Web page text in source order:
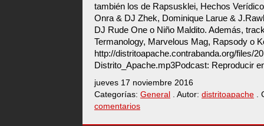
también los de Rapsusklei, Hechos
Onra & DJ Zhek, Dominique Larue &
DJ Rude One o Niño Maldito. Además,
Termanology, Marvelous Mag, Rapsody o
http://distritoapache.contrabanda.org/files/
Distrito_Apache.mp3Podcast: Reproducir
jueves 17 noviembre 2016
Categorías: General . Autor: distritoapache .
comentarios